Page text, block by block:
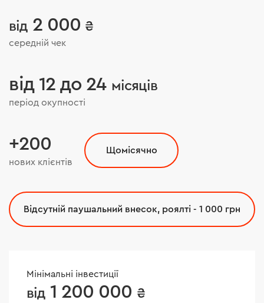
від 2 000₴
середній чек
від 12 до 24 місяців
період окупності
+200
нових клієнтів
Щомісячно
Відсутній паушальний внесок, роялті - 1 000 грн
Мінімальні інвестиції
від 1 200 000 ₴